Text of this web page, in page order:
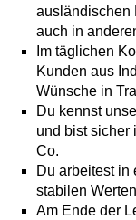
ausländischen
auch in
Im täglichen
Kunden aus
Wünsche in
Du kennst
und bist sicher
Co.
Du arbeitest in
stabilen
Am Ende der